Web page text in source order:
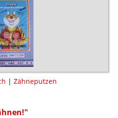
| Zähneputzen